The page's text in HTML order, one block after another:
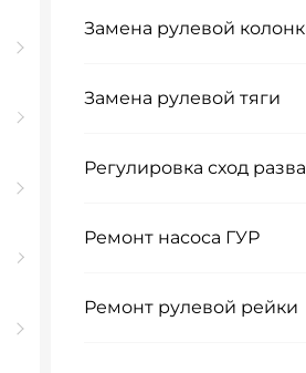
Замена рулевой
Замена рулевой тяги
Регулировка сход
Ремонт насоса ГУР
Ремонт рулевой рейки